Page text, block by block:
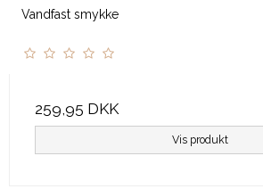
Vandfast smykke
259,95 DKK
Vis produkt